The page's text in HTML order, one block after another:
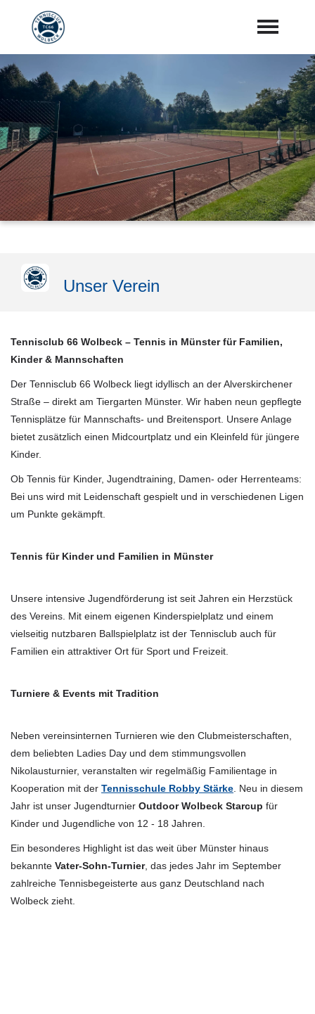
Startseite
Aktuelles
Vorstand
Training
Mannschaften
"Jetzt Mitglied werden"
Unser Verein
Tennisclub 66 Wolbeck – Tennis in Münster für Familien,
Kinder & Mannschaften
Der Tennisclub 66 Wolbeck liegt idyllisch an der Alverskirchener
Straße – direkt am Tiergarten Münster. Wir haben neun gepflegte
Tennisplätze für Mannschafts- und Breitensport. Unsere Anlage
bietet zusätzlich einen Midcourtplatz und ein Kleinfeld für jüngere
Kinder.
Ob Tennis für Kinder, Jugendtraining, Damen- oder Herrenteams:
Bei uns wird mit Leidenschaft gespielt und in verschiedenen Ligen
um Punkte gekämpft.
Tennis für Kinder und Familien in Münster
Unsere intensive Jugendförderung ist seit Jahren ein Herzstück
des Vereins. Mit einem eigenen Kinderspielplatz und einem
vielseitig nutzbaren Ballspielplatz ist der Tennisclub auch für
Familien ein attraktiver Ort für Sport und Freizeit.
Turniere & Events mit Tradition
Neben vereinsinternen Turnieren wie den Clubmeisterschaften,
dem beliebten Ladies Day und dem stimmungsvollen
Nikolausturnier, veranstalten wir regelmäßig Familientage in
Kooperation mit der Tennisschule Robby Stärke . Neu in diesem
Jahr ist unser Jugendturnier Outdoor Wolbeck Starcup für
Kinder und Jugendliche von 12 - 18 Jahren.
Ein besonderes Highlight ist das weit über Münster hinaus
bekannte Vater-Sohn-Turnier, das jedes Jahr im September
zahlreiche Tennisbegeisterte aus ganz Deutschland nach
Wolbeck zieht.